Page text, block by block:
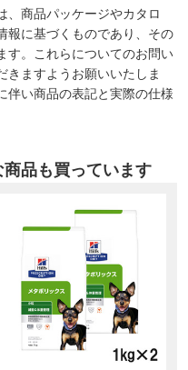
、商品パッケージやカタロ
報に基づくものであり、その
す。これらについてのお問い
きますようお願いいたしま
伴い商品の表記と実際の仕様
品も買っています